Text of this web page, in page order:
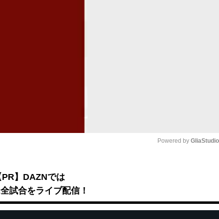
Powered by
PR】DAZNでは
試合をライブ配信！